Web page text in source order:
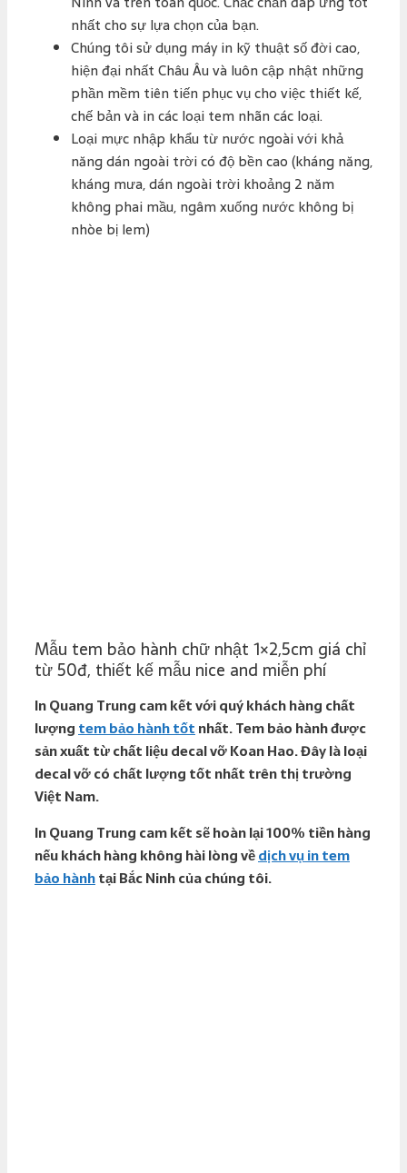
nhất cho sự lựa chọn của bạn.
Chúng tôi sử dụng máy in kỹ thuật số đời cao,
hiện đại nhất Châu Âu và luôn cập nhật những
phần mềm tiên tiến phục vụ cho việc thiết kế,
chế bản và in các loại tem nhãn các loại.
Loại mực nhập khẩu từ nước ngoài với khả
năng dán ngoài trời có độ bền cao (kháng năng,
kháng mưa, dán ngoài trời khoảng 2 năm
không phai mầu, ngâm xuống nước không bị
nhòe bị lem)
Mẫu tem bảo hành chữ nhật 1×2,5cm giá chỉ
từ 50đ, thiết kế mẫu nice and miễn phí
In Quang Trung cam kết với quý khách hàng chất
lượngtem bảo hành tốtnhất. Tem bảo hành được
sản xuất từ chất liệu decal vỡ Koan Hao. Đây là loại
decal vỡ có chất lượng tốt nhất trên thị trường
Việt Nam.
In Quang Trung cam kết sẽ hoàn lại 100% tiền hàng
nếu khách hàng không hài lòng vềdịch vụ in tem
bảo hànhtại Bắc Ninh của chúng tôi.